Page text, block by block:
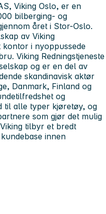
Viking Oslo, er en
bilberging- og
året i Stor-Oslo.
av Viking
kontor i nyoppussede
Viking Redningstjeneste
og er en del av
skandinavisk aktør
Danmark, Finland og
og
til alle typer kjøretøy, og
som gjør det mulig
tilbyr et bredt
innen